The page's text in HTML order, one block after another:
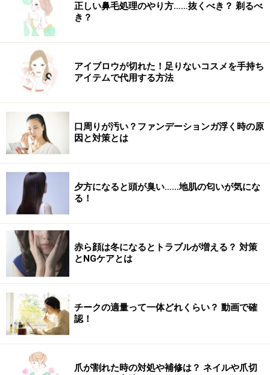
永富千晴さん
水分も油分も変化しやすい毎日の肌状態を気にすること
なく、使うたびに心地よさを感じさせてくれる。乾燥し
た肌にもす～っとなじみ、自然なツヤ感を実感。
【本当に売れています！】シスレー PRマネージャー 郡
司 薫さん
郡司 薫さん
発売から約４カ月で、初代「シスレイヤ」の年間販売個
数を突破しました。既に多くのお客様がリピートしてく
ださり、大ヒットを記録中です。
【DATA】
シスレージャパン シスレー シスレイヤ インテグラ
ル
50ml 4万9000円（税抜） ／http://www.sisley-
正しい鼻毛処理のやり方……抜くべき？ 剃るべ
き？
アイブロウが切れた！足りないコスメを手持ち
アイテムで代用する方法
口周りが汚い？ファンデーションガ浮く時の原
因と対策とは
夕方になると頭が臭い……地肌の匂いが気にな
る！
赤ら顔は冬になるとトラブルが増える？ 対策
とNGケアとは
チークの適量って一体どれくらい？ 動画で確
認！
爪が割れた時の対処や補修は？ ネイルや爪切